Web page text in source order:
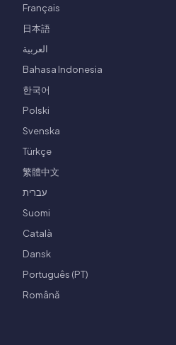
Français
日本語
العربية
Bahasa Indonesia
한국어
Polski
Svenska
Türkçe
繁體中文
עברית
Suomi
Català
Dansk
Português (PT)
Română